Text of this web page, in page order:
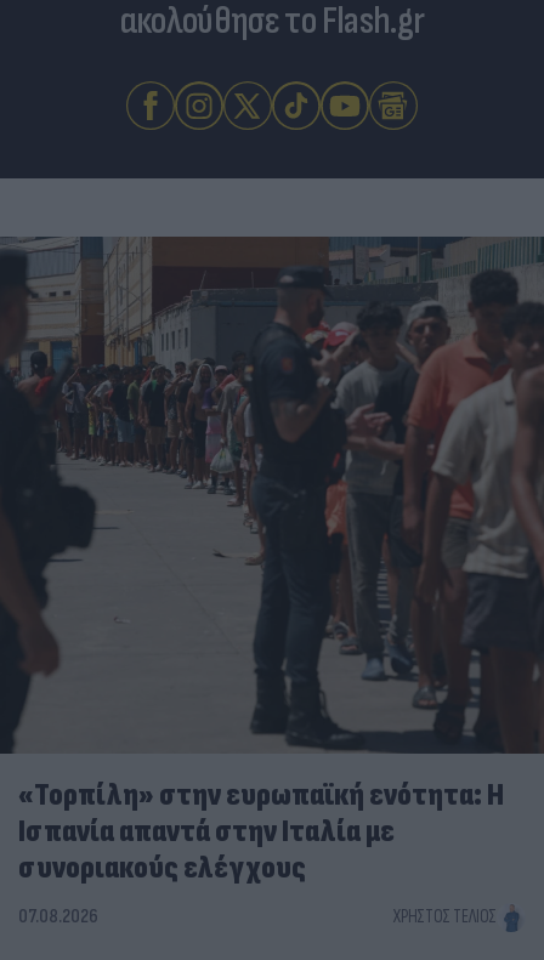
ακολούθησε το Flash.gr
«Τορπίλη» στην ευρωπαϊκή ενότητα: Η
Ισπανία απαντά στην Ιταλία με
συνοριακούς ελέγχους
07.08.2026 ΧΡΉΣΤΟΣ ΤΈΛΙΟΣ